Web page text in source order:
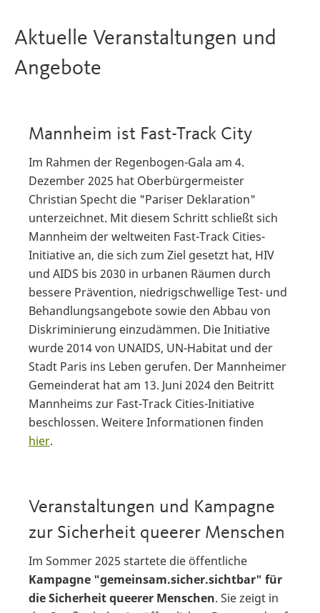
Aktuelle Veranstaltungen und
Angebote
Mannheim ist Fast-Track City
Im Rahmen der Regenbogen-Gala am 4.
Dezember 2025 hat Oberbürgermeister
Christian Specht die "Pariser Deklaration"
unterzeichnet. Mit diesem Schritt schließt sich
Mannheim der weltweiten Fast-Track Cities-
Initiative an, die sich zum Ziel gesetzt hat, HIV
und AIDS bis 2030 in urbanen Räumen durch
bessere Prävention, niedrigschwellige Test- und
Behandlungsangebote sowie den Abbau von
Diskriminierung einzudämmen. Die Initiative
wurde 2014 von UNAIDS, UN-Habitat und der
Stadt Paris ins Leben gerufen. Der Mannheimer
Gemeinderat hat am 13. Juni 2024 den Beitritt
Mannheims zur Fast-Track Cities-Initiative
beschlossen. Weitere Informationen finden
hier.
Veranstaltungen und Kampagne
zur Sicherheit queerer Menschen
Im Sommer 2025 startete die öffentliche
Kampagne "gemeinsam.sicher.sichtbar" für
die Sicherheit queerer Menschen. Sie zeigt in